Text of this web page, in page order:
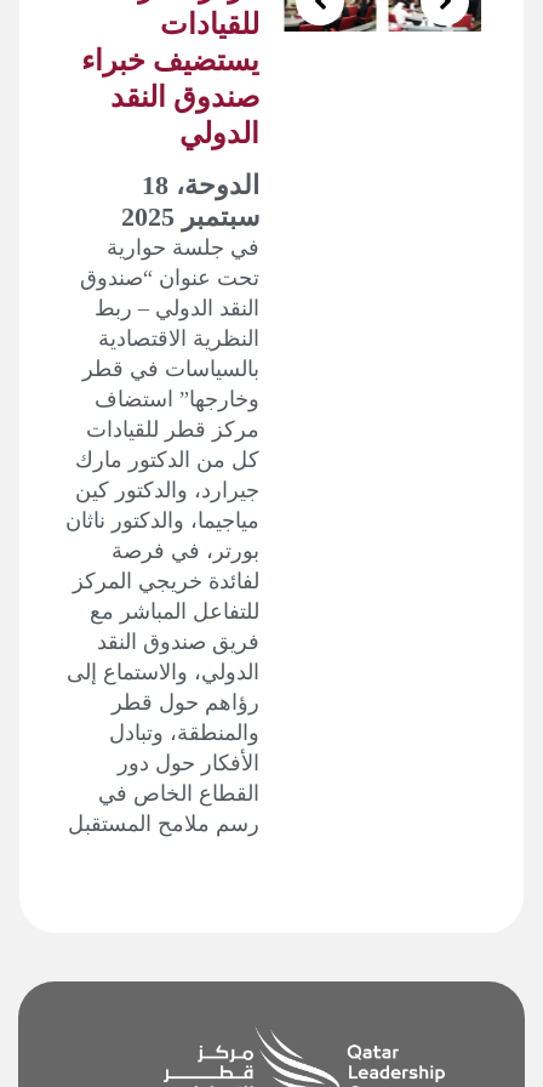
للقيادات
يستضيف خبراء
صندوق النقد
الدولي
الدوحة، 18
سبتمبر 2025
في جلسة حوارية
تحت عنوان “صندوق
النقد الدولي – ربط
النظرية الاقتصادية
بالسياسات في قطر
وخارجها” استضاف
مركز قطر للقيادات
كل من الدكتور مارك
جيرارد، والدكتور كين
مياجيما، والدكتور ناثان
بورتر، في فرصة
لفائدة خريجي المركز
للتفاعل المباشر مع
فريق صندوق النقد
الدولي، والاستماع إلى
رؤاهم حول قطر
والمنطقة، وتبادل
الأفكار حول دور
القطاع الخاص في
رسم ملامح المستقبل